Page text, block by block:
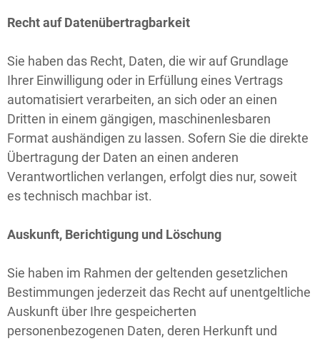
Recht auf Datenübertragbarkeit
Sie haben das Recht, Daten, die wir auf Grundlage
Ihrer Einwilligung oder in Erfüllung eines Vertrags
automatisiert verarbeiten, an sich oder an einen
Dritten in einem gängigen, maschinenlesbaren
Format aushändigen zu lassen. Sofern Sie die direkte
Übertragung der Daten an einen anderen
Verantwortlichen verlangen, erfolgt dies nur, soweit
es technisch machbar ist.
Auskunft, Berichtigung und Löschung
Sie haben im Rahmen der geltenden gesetzlichen
Bestimmungen jederzeit das Recht auf unentgeltliche
Auskunft über Ihre gespeicherten
personenbezogenen Daten, deren Herkunft und